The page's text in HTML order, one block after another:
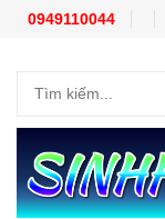
0949110044